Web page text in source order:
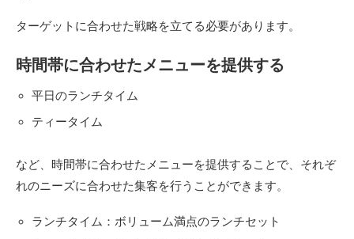
ターゲットに合わせた戦略を立てる必要があります。
時間帯に合わせたメニューを提供する
平日のランチタイム
ティータイム
など、時間帯に合わせたメニューを提供することで、それぞ
れのニーズに合わせた集客を行うことができます。
ランチタイム：ボリューム満点のランチセット